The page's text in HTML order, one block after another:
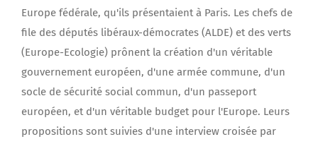
Europe fédérale, qu'ils présentaient à Paris. Les chefs de
file des députés libéraux-démocrates (ALDE) et des verts
(Europe-Ecologie) prônent la création d'un véritable
gouvernement européen, d'une armée commune, d'un
socle de sécurité social commun, d'un passeport
européen, et d'un véritable budget pour l'Europe. Leurs
propositions sont suivies d'une interview croisée par